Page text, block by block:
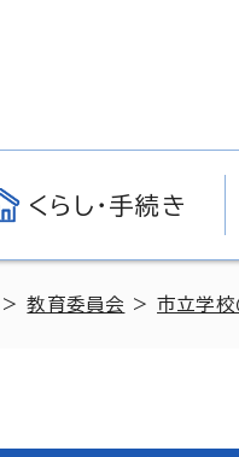
くらし・手続き
>教育委員会 >市立学校